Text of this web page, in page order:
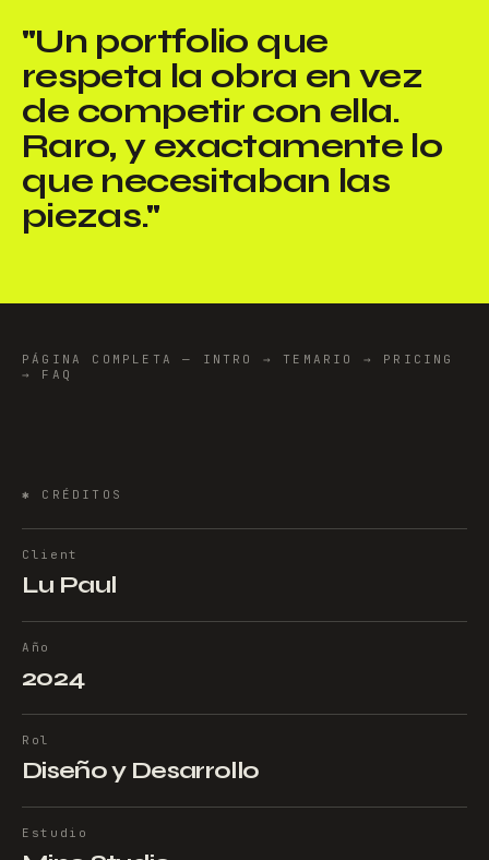
"Un portfolio que
respeta la obra en vez
de competir con ella.
Raro, y exactamente lo
que necesitaban las
piezas."
PÁGINA COMPLETA — INTRO → TEMARIO → PRICING
→ FAQ
✱ CRÉDITOS
Client
Lu Paul
Año
2024
Rol
Diseño y Desarrollo
Estudio